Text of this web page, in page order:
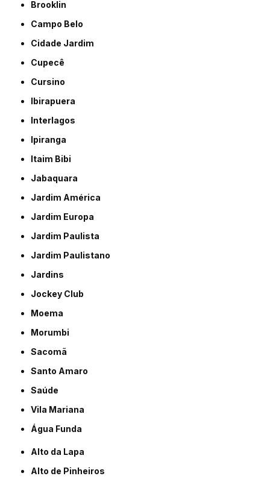
Brooklin
Campo Belo
Cidade Jardim
Cupecê
Cursino
Ibirapuera
Interlagos
Ipiranga
Itaim Bibi
Jabaquara
Jardim América
Jardim Europa
Jardim Paulista
Jardim Paulistano
Jardins
Jockey Club
Moema
Morumbi
Sacomã
Santo Amaro
Saúde
Vila Mariana
Água Funda
Alto da Lapa
Alto de Pinheiros